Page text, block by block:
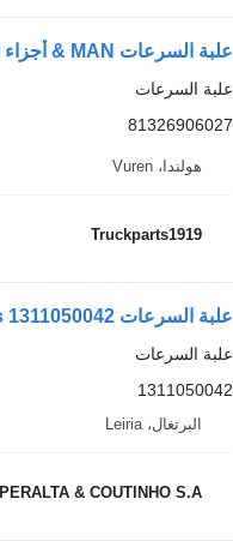
علبة السرعات MAN & أجزاء القابض آلية تغيير السرعة المؤازرة 81326906027 لـ الشاحنات
علبة السرعات
81326906027
هولندا، Vuren
Truckparts1919
علبة السرعات MAN M2000 / S6-66 Caixa de Velocidades 1311050042 لـ الشاحنات MAN
علبة السرعات
1311050042
البرتغال، Leiria
PERALTA & COUTINHO S.A.